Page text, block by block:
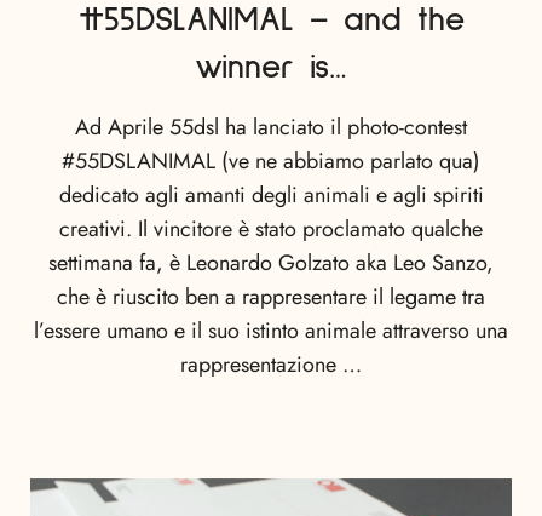
#55DSLANIMAL – and the
winner is…
Ad Aprile 55dsl ha lanciato il photo-contest
#55DSLANIMAL (ve ne abbiamo parlato qua)
dedicato agli amanti degli animali e agli spiriti
creativi. Il vincitore è stato proclamato qualche
settimana fa, è Leonardo Golzato aka Leo Sanzo,
che è riuscito ben a rappresentare il legame tra
l’essere umano e il suo istinto animale attraverso una
rappresentazione …